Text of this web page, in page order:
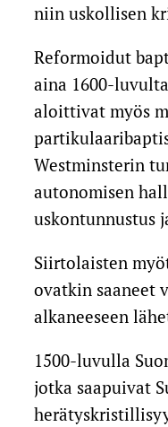
niin uskollisen
Reformoidut
aina 1600-
aloittivat myös
Westminsterin
autonomisen
uskontunnustus
Siirtolaisten
ovatkin saaneet
alkaneeseen
1500-luvulla
jotka saapuivat